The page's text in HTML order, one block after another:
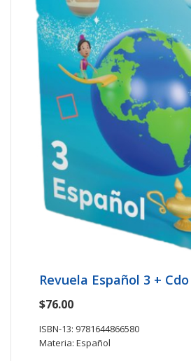
Revuela Español 3 +
$76.00
ISBN-13: 9781644866580
Materia: Español